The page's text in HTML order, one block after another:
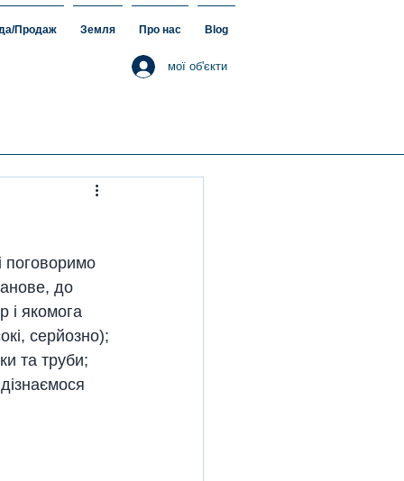
мої об'єкти
Продаж Земля Про нас Blog
поговоримо
до
і якомога
серйозно);
та труби;